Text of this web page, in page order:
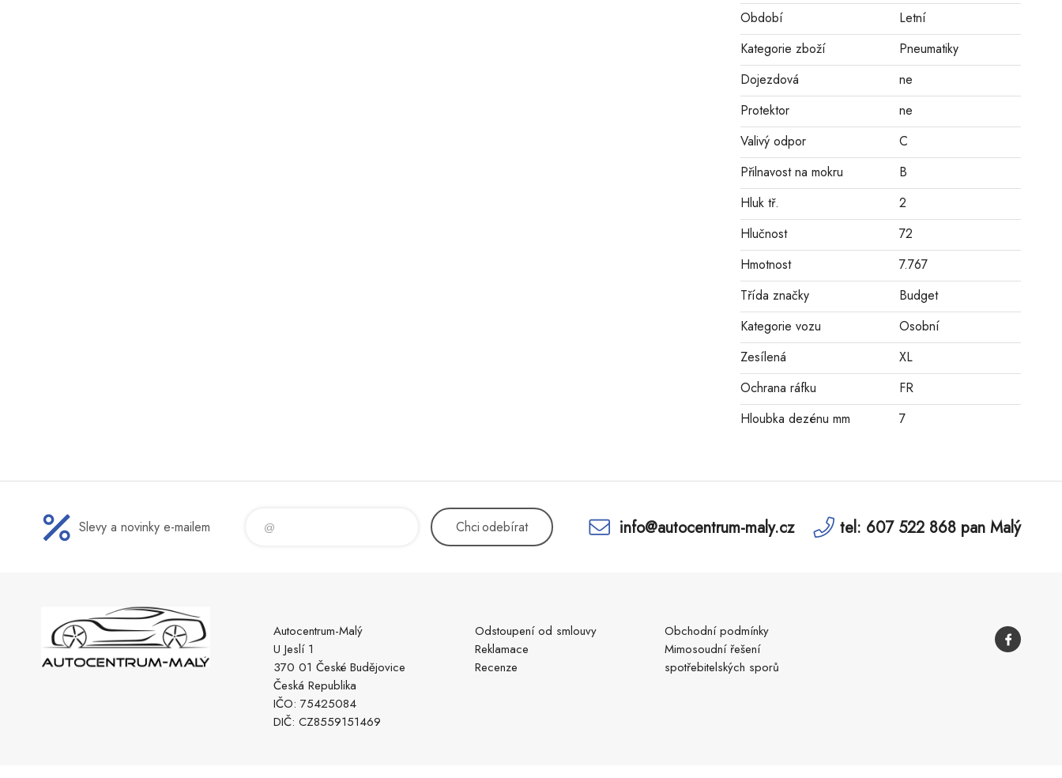
Období
Letní
Kategorie zboží
Pneumatiky
Dojezdová
ne
Protektor
ne
Valivý odpor
C
Přilnavost na mokru
B
Hluk tř.
2
Hlučnost
72
Hmotnost
7.767
Třída značky
Budget
Kategorie vozu
Osobní
Zesílená
XL
Ochrana ráfku
FR
Hloubka dezénu mm
7
Slevy a novinky e-mailem Chciodebírat info@autocentrum-maly.cz tel: 607 522 868 pan Malý
Autocentrum-Malý
U Jeslí 1
370 01 České Budějovice
Česká Republika
IČO: 75425084
DIČ: CZ8559151469
Odstoupení od smlouvy
Reklamace
Recenze
Obchodní podmínky
Mimosoudní řešení
spotřebitelských sporů